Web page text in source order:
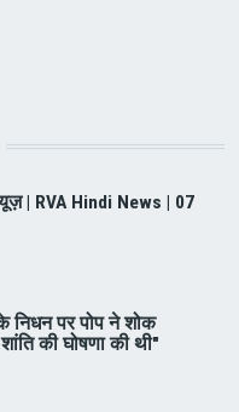
| RVA Hindi News | 07
निधन पर पोप ने शोक
की घोषणा की थी"